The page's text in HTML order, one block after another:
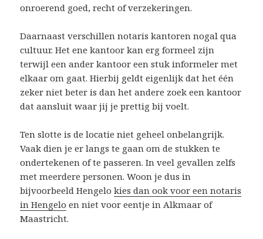
onroerend goed, recht of verzekeringen.
Daarnaast verschillen notaris kantoren nogal qua
cultuur. Het ene kantoor kan erg formeel zijn
terwijl een ander kantoor een stuk informeler met
elkaar om gaat. Hierbij geldt eigenlijk dat het één
zeker niet beter is dan het andere zoek een kantoor
dat aansluit waar jij je prettig bij voelt.
Ten slotte is de locatie niet geheel onbelangrijk.
Vaak dien je er langs te gaan om de stukken te
ondertekenen of te passeren. In veel gevallen zelfs
met meerdere personen. Woon je dus in
bijvoorbeeld Hengelokies dan ook voor een notaris
in Hengelo en niet voor eentje in Alkmaar of
Maastricht.